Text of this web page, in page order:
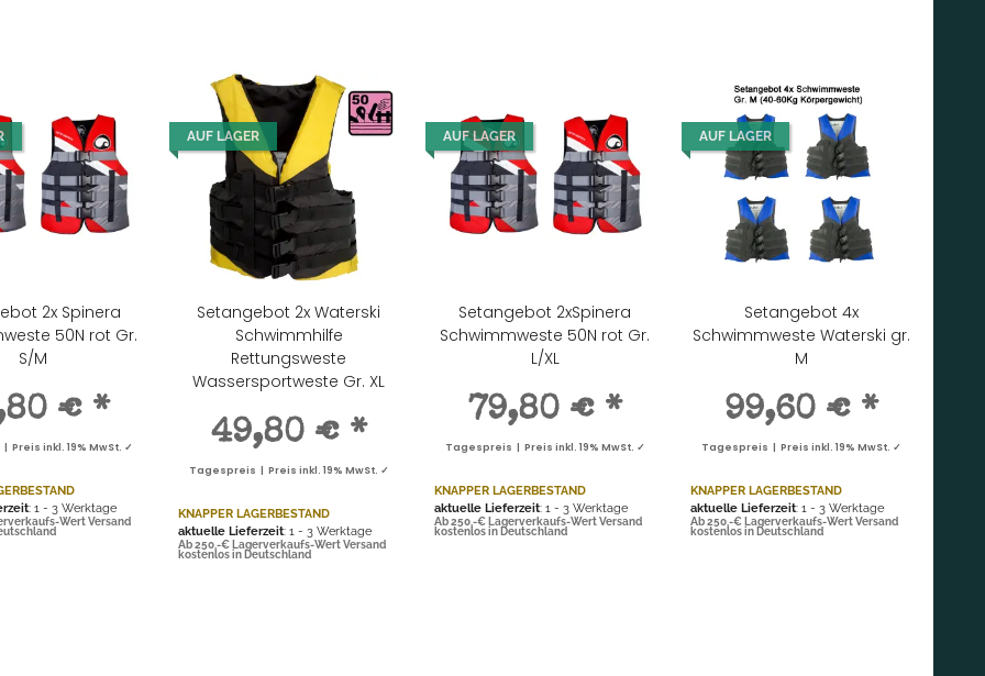
2x Spinera
50N rot Gr.
S/M
€ *
Preis inkl. 19% MwSt. ✓
: 1 - 3 Werktage
Wert Versand
AUF LAGER
Setangebot 2x Waterski
Schwimmhilfe
Rettungsweste
Wassersportweste Gr. XL
49,80 € *
Tagespreis | Preis inkl. 19% MwSt. ✓
KNAPPER LAGERBESTAND
aktuelle Lieferzeit: 1 - 3 Werktage
Ab 250,-€ Lagerverkaufs-Wert Versand
kostenlos in Deutschland
AUF LAGER
Setangebot 2xSpinera
Schwimmweste 50N rot Gr.
L/XL
79,80 € *
Tagespreis | Preis inkl. 19% MwSt. ✓
KNAPPER LAGERBESTAND
aktuelle Lieferzeit: 1 - 3 Werktage
Ab 250,-€ Lagerverkaufs-Wert Versand
kostenlos in Deutschland
AUF LAGER
Setangebot 4x
Schwimmweste Waterski gr.
M
99,60 € *
Tagespreis | Preis inkl. 19% MwSt. ✓
KNAPPER LAGERBESTAND
aktuelle Lieferzeit: 1 - 3 Werktage
Ab 250,-€ Lagerverkaufs-Wert Versand
kostenlos in Deutschland